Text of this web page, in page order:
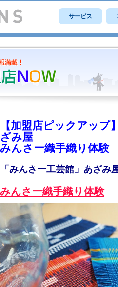
サービス
【加盟店ピックアップ
ざみ屋
みんさー織手織り体験
「みんさー工芸館」あざみ
みんさー織手織り体験